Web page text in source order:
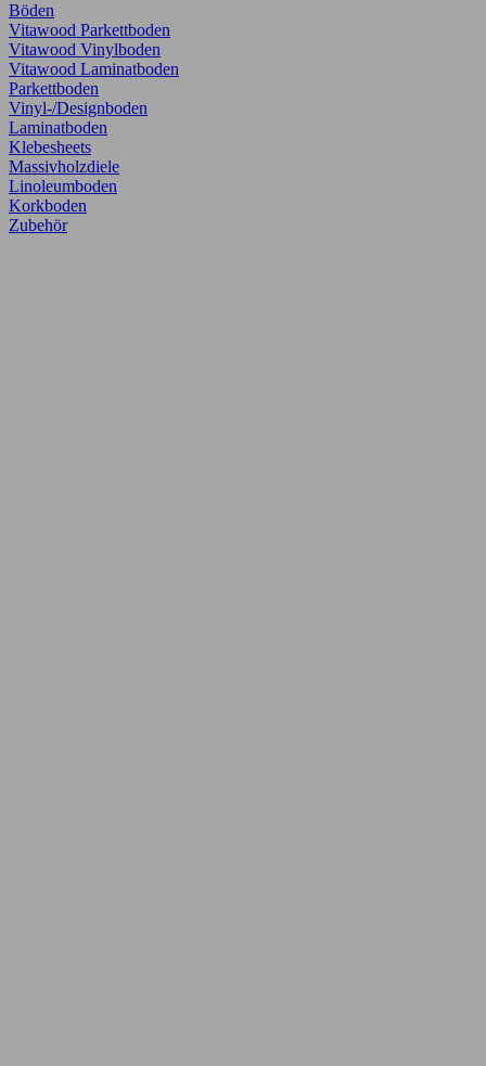
Böden
Vitawood Parkettboden
Vitawood Vinylboden
Vitawood Laminatboden
Parkettboden
Vinyl-/Designboden
Laminatboden
Klebesheets
Massivholzdiele
Linoleumboden
Korkboden
Zubehör